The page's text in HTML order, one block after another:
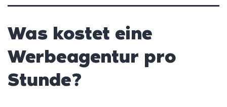
Was kostet eine
Werbeagentur pro
Stunde?